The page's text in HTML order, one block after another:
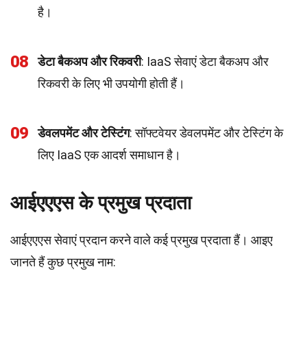
है।
08 डेटा बैकअप और रिकवरी: IaaS सेवाएं डेटा बैकअप और
रिकवरी के लिए भी उपयोगी होती हैं।
09 डेवलपमेंट और टेस्टिंग: सॉफ्टवेयर डेवलपमेंट और टेस्टिंग के
लिए IaaS एक आदर्श समाधान है।
आईएएएस के प्रमुख प्रदाता
आईएएएस सेवाएं प्रदान करने वाले कई प्रमुख प्रदाता हैं। आइए
जानते हैं कुछ प्रमुख नाम: